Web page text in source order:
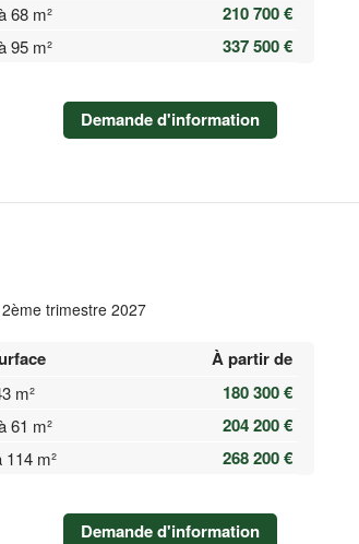
68 m² 210 700 €
95 m² 337 500 €
Demande d'information
trimestre 2027
À partir de
m² 180 300 €
61 m² 204 200 €
114 m² 268 200 €
Demande d'information